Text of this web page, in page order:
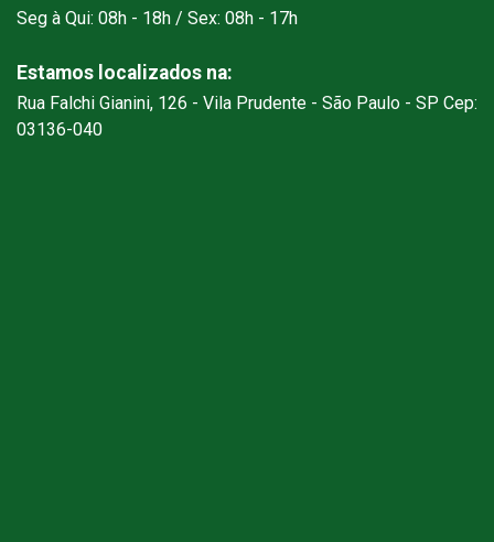
Seg à Qui: 08h - 18h / Sex: 08h - 17h
Estamos localizados na:
Rua Falchi Gianini, 126 - Vila Prudente - São Paulo - SP Cep:
03136-040